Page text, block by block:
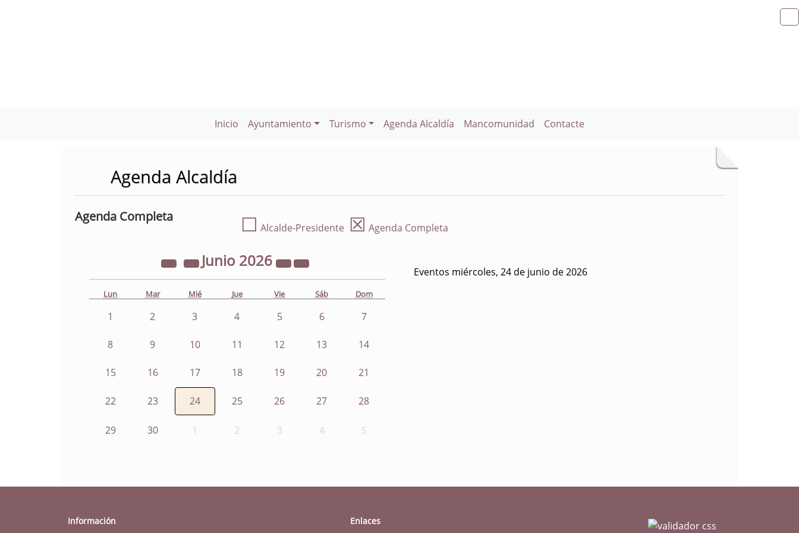
Inicio Ayuntamiento Turismo Agenda Alcaldía Mancomunidad Contacte
Agenda Alcaldía
Agenda Completa ☐ Alcalde-Presidente ☒ Agenda Completa
Junio 2026
Lun Mar Mié Jue Vie Sáb Dom
1 2 3 4 5 6 7
8 9 10 11 12 13 14
15 16 17 18 19 20 21
22 23 24 25 26 27 28
29 30 1 2 3 4 5
Eventos miércoles, 24 de junio de 2026
Información Enlaces